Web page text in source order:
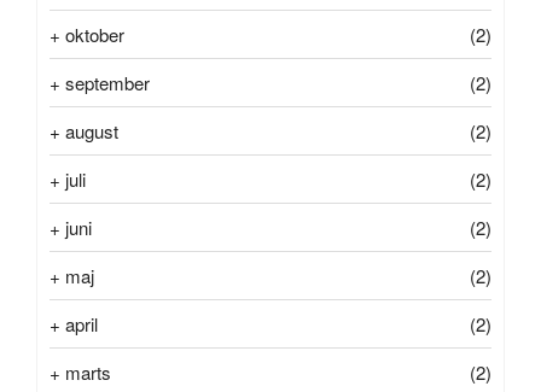
+ oktober
(2)
+ september
(2)
+ august
(2)
+ juli
(2)
+ juni
(2)
+ maj
(2)
+ april
(2)
+ marts
(2)